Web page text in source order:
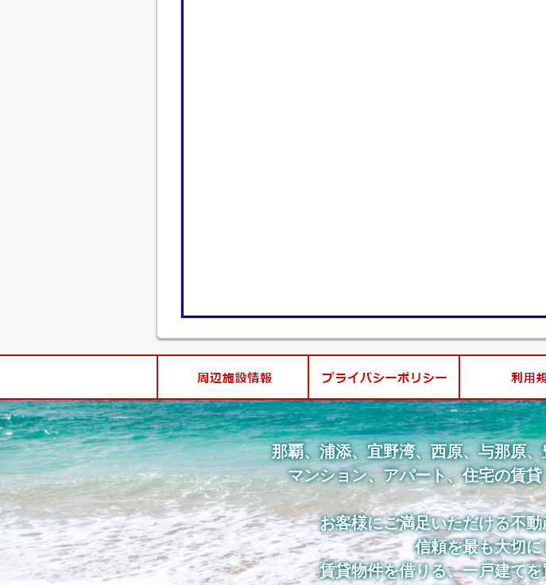
那覇、浦添、宜野湾、西原、与那原
マンション、アパート、住宅の賃
お客様にご満足いただける不
信頼を最も大切
賃貸物件を借りる、一戸建て